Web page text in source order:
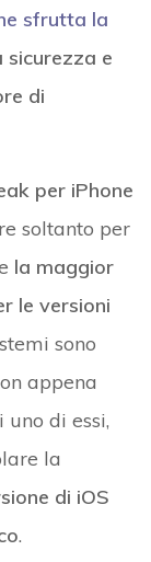
sfrutta la
sicurezza e
di
per iPhone
soltanto per
la maggior
le versioni
sono
appena
uno di essi,
la
di iOS
.